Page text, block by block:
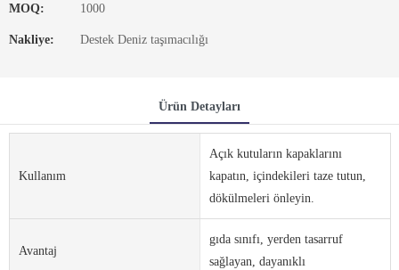
MOQ: 1000
Nakliye: Destek Deniz taşımacılığı
Ürün Detayları
Kullanım
Açık kutuların kapaklarını
kapatın, içindekileri taze tutun,
dökülmeleri önleyin.
Avantaj
gıda sınıfı, yerden tasarruf
sağlayan, dayanıklı